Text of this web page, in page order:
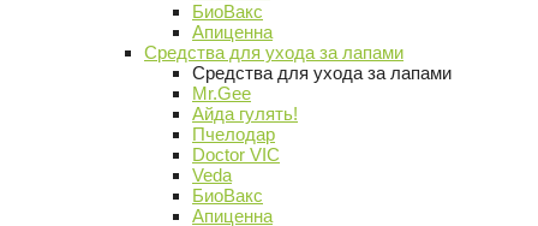
БиоВакс
Апиценна
Средства для ухода за лапами
Средства для ухода за лапами
Mr.Gee
Айда гулять!
Пчелодар
Doctor VIC
Veda
БиоВакс
Апиценна